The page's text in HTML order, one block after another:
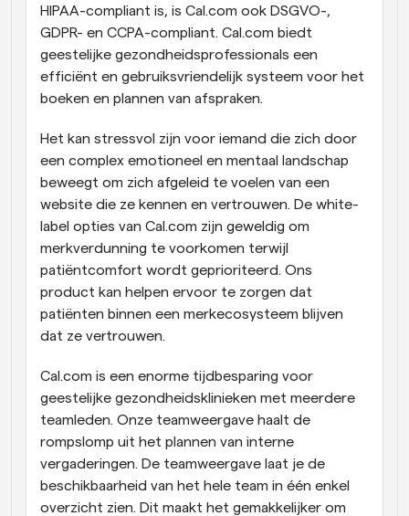
HIPAA-compliant is, is Cal.com ook DSGVO-,
GDPR- en CCPA-compliant. Cal.com biedt
geestelijke gezondheidsprofessionals een
efficiënt en gebruiksvriendelijk systeem voor het
boeken en plannen van afspraken.
Het kan stressvol zijn voor iemand die zich door
een complex emotioneel en mentaal landschap
beweegt om zich afgeleid te voelen van een
website die ze kennen en vertrouwen. De white-
label opties van Cal.com zijn geweldig om
merkverdunning te voorkomen terwijl
patiëntcomfort wordt geprioriteerd. Ons
product kan helpen ervoor te zorgen dat
patiënten binnen een merkecosysteem blijven
dat ze vertrouwen.
Cal.com is een enorme tijdbesparing voor
geestelijke gezondheidsklinieken met meerdere
teamleden. Onze teamweergave haalt de
rompslomp uit het plannen van interne
vergaderingen. De teamweergave laat je de
beschikbaarheid van het hele team in één enkel
overzicht zien. Dit maakt het gemakkelijker om